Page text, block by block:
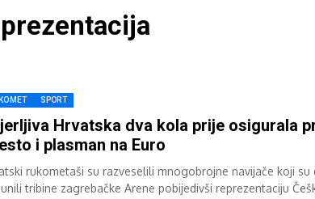
SPORT
Hrvatska dva kola prije osigurala
i plasman na Euro
rukometaši su razveselili mnogobrojne navijače koji su
tribine zagrebačke Arene pobijedivši reprezentaciju